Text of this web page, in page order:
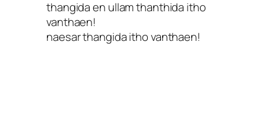
thangida en ullam thanthida itho
vanthaen!
naesar thangida itho vanthaen!